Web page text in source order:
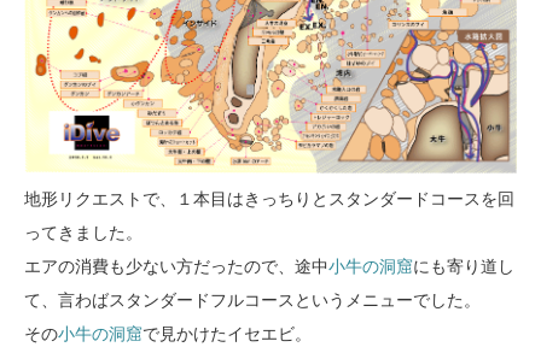
地形リクエストで、１本目はきっちりとスタンダードコースを回
ってきました。
エアの消費も少ない方だったので、途中小牛の洞窟にも寄り道し
て、言わばスタンダードフルコースというメニューでした。
その小牛の洞窟で見かけたイセエビ。